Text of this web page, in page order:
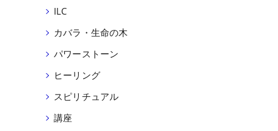
ILC
カバラ・生命の木
パワーストーン
ヒーリング
スピリチュアル
講座